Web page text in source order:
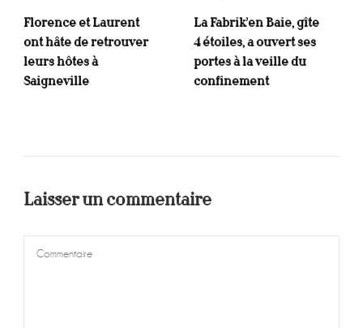
Florence et Laurent
ont hâte de retrouver
leurs hôtes à
Saigneville
La Fabrik’en Baie, gîte
4 étoiles, a ouvert ses
portes à la veille du
confinement
Laisser un commentaire